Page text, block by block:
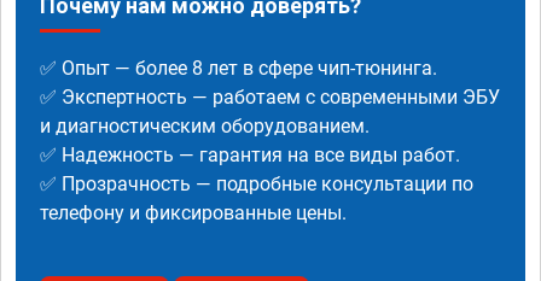
Почему нам можно доверять?
✅ Опыт — более 8 лет в сфере чип-тюнинга.
✅ Экспертность — работаем с современными ЭБУ
и диагностическим оборудованием.
✅ Надежность — гарантия на все виды работ.
✅ Прозрачность — подробные консультации по
телефону и фиксированные цены.